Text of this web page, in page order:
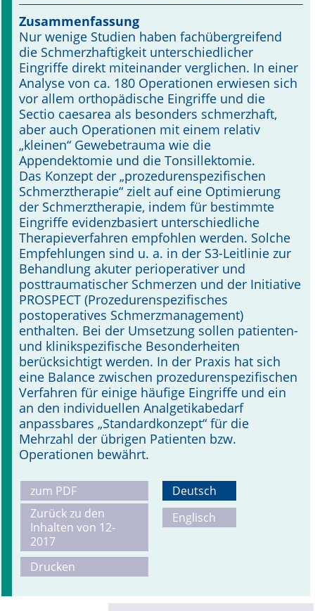
Online First
A&I English
Mediadaten
Autoren-Service
Bestell-Service
Stellenmarkt
Kongresskalender
Zusammenfassung
Nur wenige Studien haben fachübergreifend
die Schmerzhaftigkeit unterschiedlicher
Eingriffe direkt miteinander verglichen. In einer
Analyse von ca. 180 Operationen erwiesen sich
vor allem orthopädische Eingriffe und die
Sectio caesarea als besonders schmerzhaft,
aber auch Operationen mit einem relativ
„kleinen“ Gewebetrauma wie die
Appendektomie und die Tonsillektomie.
Das Konzept der „prozedurenspezifischen
Schmerztherapie“ zielt auf eine Optimierung
der Schmerztherapie, indem für bestimmte
Eingriffe evidenzbasiert unterschiedliche
Therapieverfahren empfohlen werden. Solche
Empfehlungen sind u. a. in der S3-Leitlinie zur
Behandlung akuter perioperativer und
posttraumatischer Schmerzen und der Initiative
PROSPECT (Prozedurenspezifisches
postoperatives Schmerzmanagement)
enthalten. Bei der Umsetzung sollen patienten-
und klinikspezifische Besonderheiten
berücksichtigt werden. In der Praxis hat sich
eine Balance zwischen prozedurenspezifischen
Verfahren für einige häufige Eingriffe und ein
an den individuellen Analgetikabedarf
anpassbares „Standardkonzept“ für die
Mehrzahl der übrigen Patienten bzw.
Operationen bewährt.
zum PDF
Zurück zu den
Inhalten von 12-
2017
Drucken
Deutsch
Englisch